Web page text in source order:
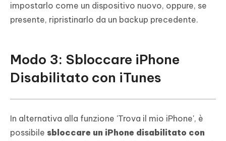
impostarlo come un dispositivo nuovo, oppure, se
presente, ripristinarlo da un backup precedente.
Modo 3: Sbloccare iPhone
Disabilitato con iTunes
In alternativa alla funzione 'Trova il mio iPhone', è
possibile sbloccare un iPhone disabilitato con